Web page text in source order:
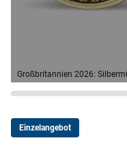
Großbritannien 2026:
Einzelangebot